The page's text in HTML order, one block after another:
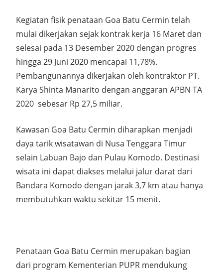
Kegiatan fisik penataan Goa Batu Cermin telah
mulai dikerjakan sejak kontrak kerja 16 Maret dan
selesai pada 13 Desember 2020 dengan progres
hingga 29 Juni 2020 mencapai 11,78%.
Pembangunannya dikerjakan oleh kontraktor PT.
Karya Shinta Manarito dengan anggaran APBN TA
2020 sebesar Rp 27,5 miliar.
Kawasan Goa Batu Cermin diharapkan menjadi
daya tarik wisatawan di Nusa Tenggara Timur
selain Labuan Bajo dan Pulau Komodo. Destinasi
wisata ini dapat diakses melalui jalur darat dari
Bandara Komodo dengan jarak 3,7 km atau hanya
membutuhkan waktu sekitar 15 menit.
Penataan Goa Batu Cermin merupakan bagian
dari program Kementerian PUPR mendukung